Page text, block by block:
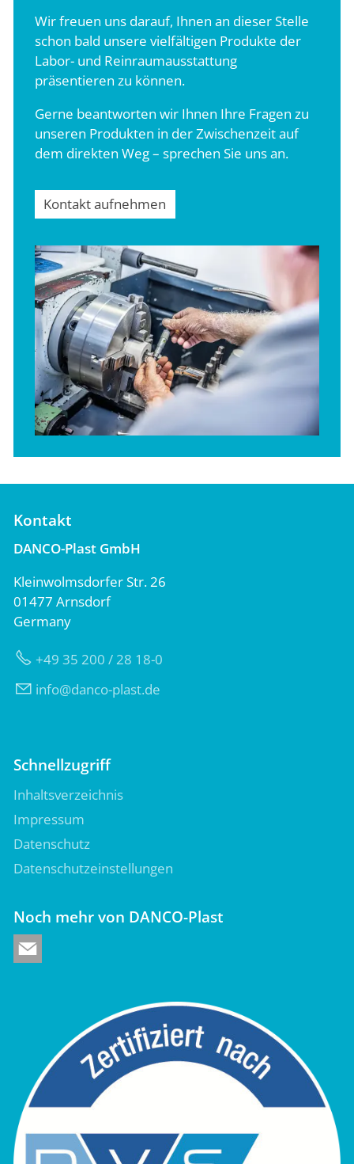
Wir freuen uns darauf, Ihnen an dieser Stelle
schon bald unsere vielfältigen Produkte der
Labor- und Reinraumausstattung
präsentieren zu können.
Gerne beantworten wir Ihnen Ihre Fragen zu
unseren Produkten in der Zwischenzeit auf
dem direkten Weg – sprechen Sie uns an.
Kontakt aufnehmen
Kontakt
DANCO-Plast GmbH
Kleinwolmsdorfer Str. 26
01477 Arnsdorf
Germany
+49 35 200 / 28 18-0
nf
d nc -pl st d
Schnellzugriff
Inhaltsverzeichnis
Impressum
Datenschutz
Datenschutzeinstellungen
Noch mehr von DANCO-Plast